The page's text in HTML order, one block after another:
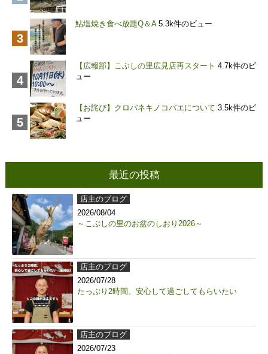
鮎塩焼き食べ放題Q＆A 5.3k件のビュー
【広報部】こぶしの里広見店再スタート 4.7k件のビ
ュー
【お詫び】クロバネキノコバエについて 3.5k件のビ
ュー
最近の投稿
店主のブログ
2026/08/04
～こぶしの里のお盆のしおり2026～
店主のブログ
2026/07/28
たっぷり2時間、安心して過ごしてもらいたい
店主のブログ
2026/07/23